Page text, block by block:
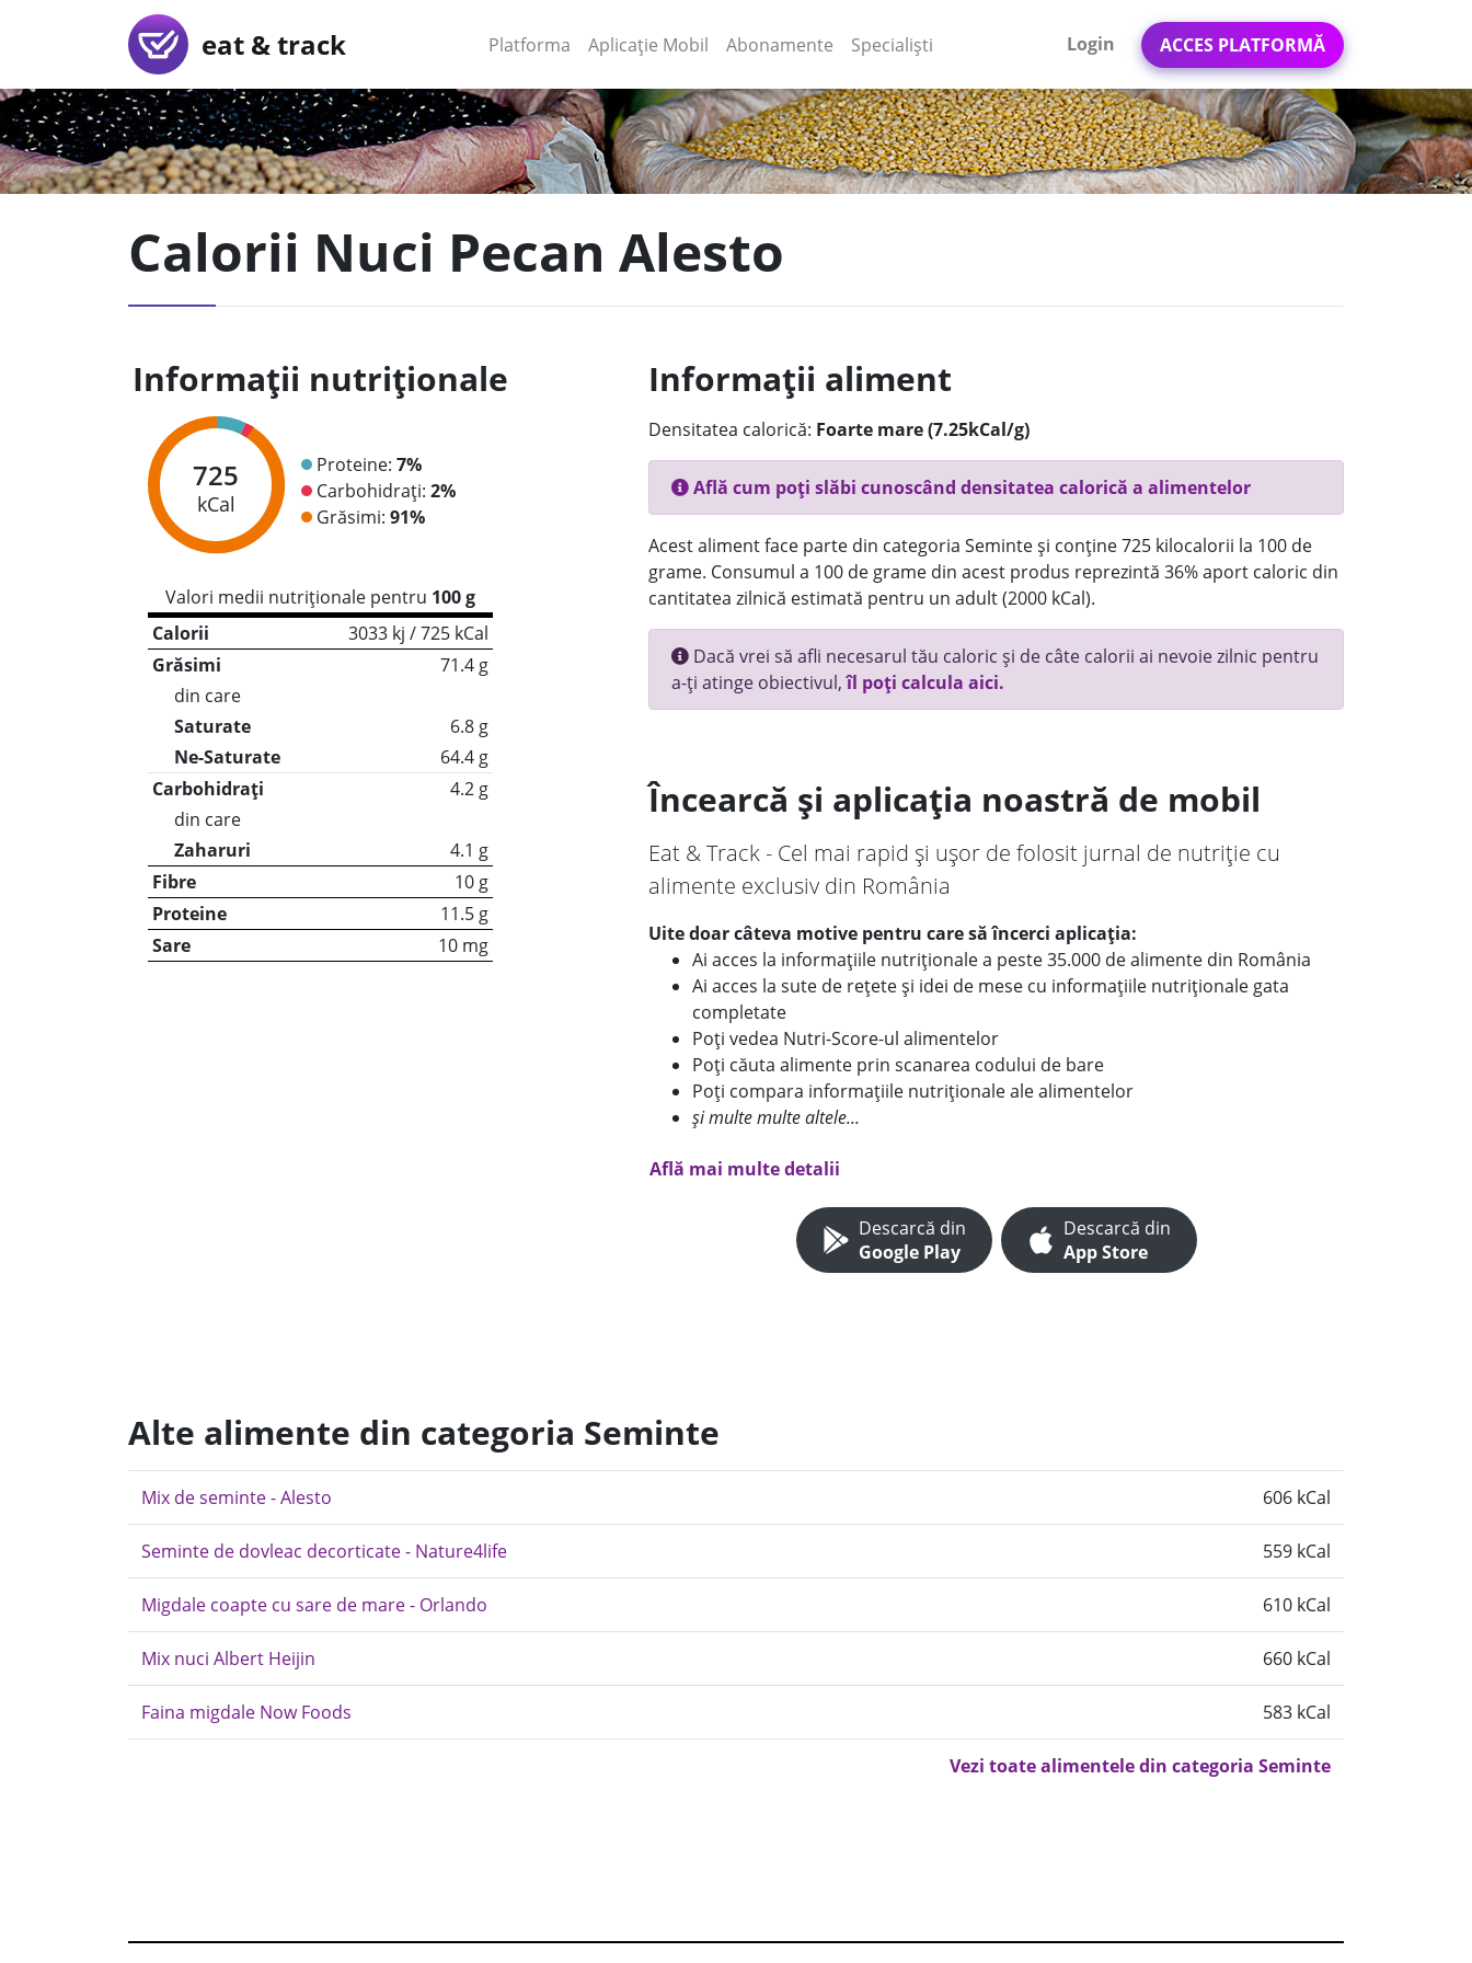
eat & track Platforma (current)
Aplicație Mobil (current)
Abonamente Specialiști Login ACCES PLATFORMĂ
Calorii Nuci Pecan Alesto
Informații nutriționale
725
kCal
Proteine: 7%
Carbohidrați: 2%
Grăsimi: 91%
Valori medii nutriționale pentru 100 g
Calorii
3033 kj / 725 kCal
Grăsimi
71.4 g
din care
Saturate
6.8 g
Ne-Saturate
64.4 g
Carbohidrați
4.2 g
din care
Zaharuri
4.1 g
Fibre
10 g
Proteine
11.5 g
Sare
10 mg
Informații aliment
Densitatea calorică: Foarte mare (7.25kCal/g)
Află cum poți slăbi cunoscând densitatea calorică a alimentelor
Acest aliment face parte din categoria Seminte și conține 725 kilocalorii la 100 de
grame. Consumul a 100 de grame din acest produs reprezintă 36% aport caloric din
cantitatea zilnică estimată pentru un adult (2000 kCal).
Dacă vrei să afli necesarul tău caloric și de câte calorii ai nevoie zilnic pentru
a-ți atinge obiectivul,îl poți calcula aici.
Încearcă și aplicația noastră de mobil
Eat & Track - Cel mai rapid și ușor de folosit jurnal de nutriție cu
alimente exclusiv din România
Uite doar câteva motive pentru care să încerci aplicația:
Ai acces la informațiile nutriționale a peste 35.000 de alimente din România
Ai acces la sute de rețete și idei de mese cu informațiile nutriționale gata
completate
Poți vedea Nutri-Score-ul alimentelor
Poți căuta alimente prin scanarea codului de bare
Poți compara informațiile nutriționale ale alimentelor
și multe multe altele...
Află mai multe detalii
Descarcă din
Google Play
Descarcă din
App Store
Alte alimente din categoria Seminte
Mix de seminte - Alesto 606 kCal
Seminte de dovleac decorticate - Nature4life 559 kCal
Migdale coapte cu sare de mare - Orlando 610 kCal
Mix nuci Albert Heijin 660 kCal
Faina migdale Now Foods 583 kCal
Vezi toate alimentele din categoria Seminte